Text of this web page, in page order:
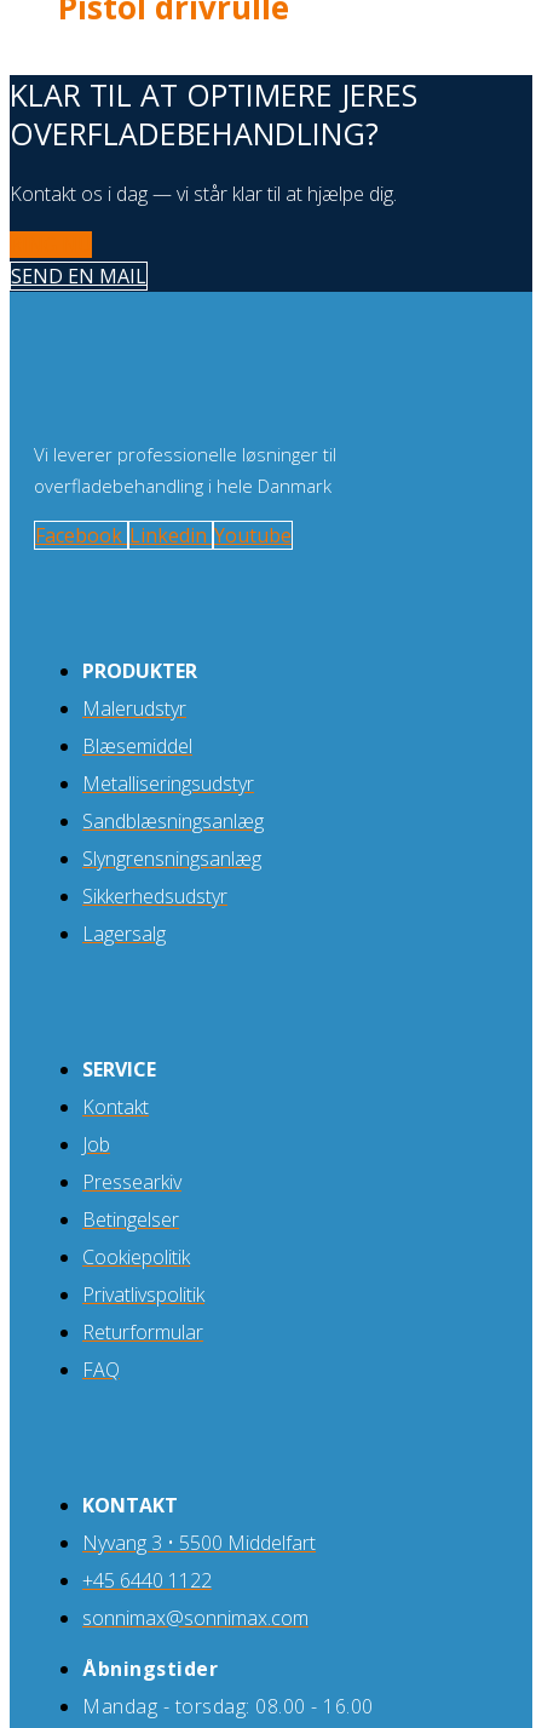
KLAR TIL AT OPTIMERE JERES
OVERFLADEBEHANDLING?
Kontakt os i dag — vi står klar til at hjælpe dig.
SEND EN MAIL
Vi leverer professionelle løsninger til
overfladebehandling i hele Danmark
Facebook Linkedin Youtube
PRODUKTER
Malerudstyr
Blæsemiddel
Metalliseringsudstyr
Sandblæsningsanlæg
Slyngrensningsanlæg
Sikkerhedsudstyr
Lagersalg
SERVICE
Kontakt
Job
Pressearkiv
Betingelser
Cookiepolitik
Privatlivspolitik
Returformular
FAQ
KONTAKT
Nyvang 3 • 5500 Middelfart
+45 6440 1122
sonnimax@sonnimax.com
Åbningstider
Mandag - torsdag: 08.00 - 16.00